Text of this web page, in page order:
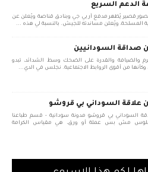
الدعم السريع
قصير يُظهر مدفع آر بي جي وبنادق قناصة ويُعلن عن
المسلحة، ويُعلن مساندته للجيش. بالنسبة لي هذه ...
صداقة السودانيين
والضيافة والقدرة على الضحك وسط الشدائد، تبدو
وكأنها من أقوى الروابط الاجتماعية. نجلس في الدي...
علاقة السوداني بي قروشو
السوداني بي قروشو مدونة سودانية - قسم طباعنا
الفلوس مش بس عملة أو ورق، هي مقياس الكرامة